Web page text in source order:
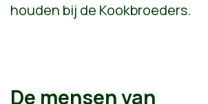
houden bij de Kookbroeders.
De mensen van